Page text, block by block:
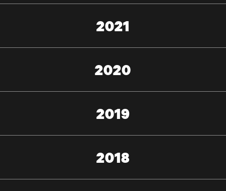
2021
2020
2019
2018